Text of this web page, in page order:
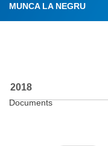
MUNCA LA NEGRU
2018
Documents